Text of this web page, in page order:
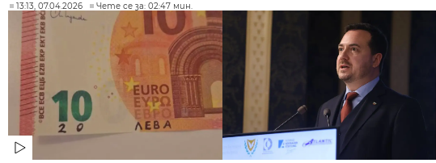
13:13, 07.04.2026 Чете се за: 02:47 мин.